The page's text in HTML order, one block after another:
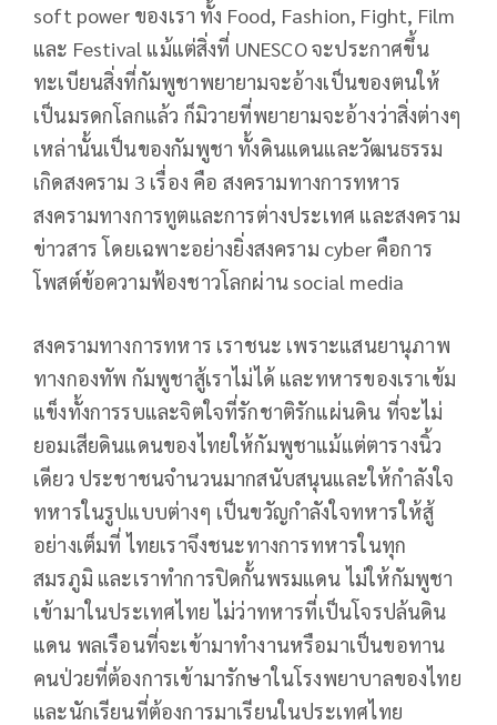
soft power ของเรา ทั้ง Food, Fashion, Fight, Film
และ Festival แม้แต่สิ่งที่ UNESCO จะประกาศขึ้น
ทะเบียนสิ่งที่กัมพูชาพยายามจะอ้างเป็นของตนให้
เป็นมรดกโลกแล้ว ก็มิวายที่พยายามจะอ้างว่าสิ่งต่างๆ
เหล่านั้นเป็นของกัมพูชา ทั้งดินแดนและวัฒนธรรม
เกิดสงคราม 3 เรื่อง คือ สงครามทางการทหาร
สงครามทางการทูตและการต่างประเทศ และสงคราม
ข่าวสาร โดยเฉพาะอย่างยิ่งสงคราม cyber คือการ
โพสต์ข้อความฟ้องชาวโลกผ่าน social media
สงครามทางการทหาร เราชนะ เพราะแสนยานุภาพ
ทางกองทัพ กัมพูชาสู้เราไม่ได้ และทหารของเราเข้ม
แข็งทั้งการรบและจิตใจที่รักชาติรักแผ่นดิน ที่จะไม่
ยอมเสียดินแดนของไทยให้กัมพูชาแม้แต่ตารางนิ้ว
เดียว ประชาชนจำนวนมากสนับสนุนและให้กำลังใจ
ทหารในรูปแบบต่างๆ เป็นขวัญกำลังใจทหารให้สู้
อย่างเต็มที่ ไทยเราจึงชนะทางการทหารในทุก
สมรภูมิ และเราทำการปิดกั้นพรมแดน ไม่ให้กัมพูชา
เข้ามาในประเทศไทย ไม่ว่าทหารที่เป็นโจรปล้นดิน
แดน พลเรือนที่จะเข้ามาทำงานหรือมาเป็นขอทาน
คนป่วยที่ต้องการเข้ามารักษาในโรงพยาบาลของไทย
และนักเรียนที่ต้องการมาเรียนในประเทศไทย